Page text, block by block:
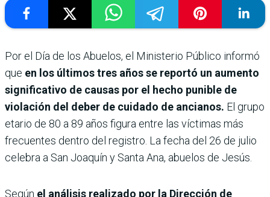
Por el Día de los Abuelos, el Ministerio Público informó
que en los últimos tres años se reportó un aumento
significativo de causas por el hecho punible de
violación del deber de cuidado de ancianos. El grupo
etario de 80 a 89 años figura entre las víctimas más
frecuentes dentro del registro. La fecha del 26 de julio
celebra a San Joaquín y Santa Ana, abuelos de Jesús.
Según el análisis realizado por la Dirección de